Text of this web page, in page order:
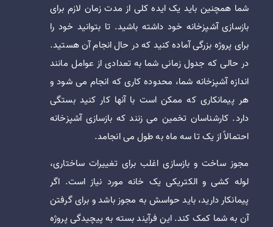
شما همچنین باید یک ایده کلی از مدت زمان لازم برای
بازسازی آشپزخانه خود داشته باشید. تا بتوانید خود را
برای پروژه بزرگی آماده کنید که در حال انجام آن هستید.
در حالی که جدول زمانی شما به تعدادی از عوامل مانند
اندازه آشپزخانه شما، محدوده کاری که انجام می شود و
هر پیمانکاری که ممکن است با آنها کار کنید بستگی
دارد. کارشناسان تخمین می زنند که بازسازی آشپزخانه
احتمالاً از یک تا سه ماه به طول می انجامد.
مجوز ساخت و بازسازی اغلب برای تغییرات ساختاری،
لوله کشی و الکتریکی یک خانه مورد نیاز است. اگر
پیمانکار دارید، باید حواسش به مجوز باشد و برای گرفتن
آن به شما کمک کند. این فرآیند بسته به پیچیدگی پروژه